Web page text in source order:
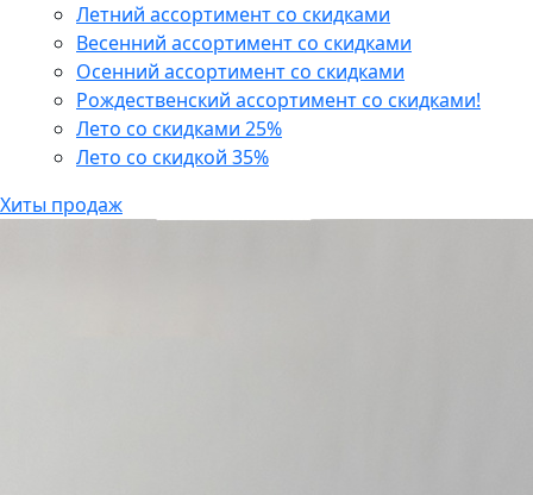
Летний ассортимент со скидками
Весенний ассортимент со скидками
Осенний ассортимент со скидками
Рождественский ассортимент со скидками!
Лето со скидками 25%
Лето со скидкой 35%
Хиты продаж